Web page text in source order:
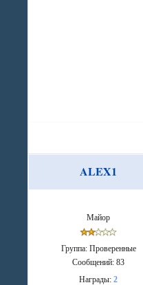
ALEX1
Майор
Группа: Проверенные
Сообщений:83
Награды:2